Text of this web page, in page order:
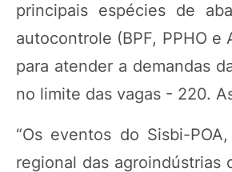
principais espécies de
autocontrole (BPF, PPHO e
para atender a demandas
no limite das vagas - 220.
“Os eventos do Sisbi-
regional das